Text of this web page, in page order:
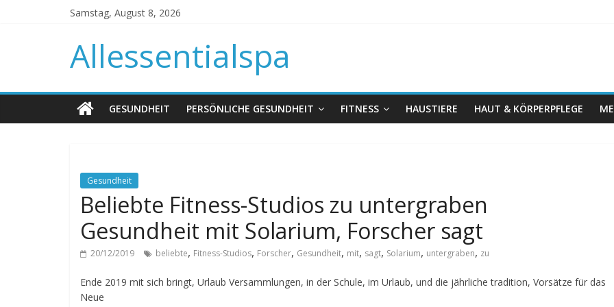
Samstag, August 8, 2026
Allessentialspa
GESUNDHEIT PERSÖNLICHE GESUNDHEIT FITNESS HAUSTIERE HAUT & KÖRPERPFLEGE
Gesundheit
Beliebte Fitness-Studios zu untergraben
Gesundheit mit Solarium, Forscher sagt
20/12/2019 beliebte, Fitness-Studios, Forscher, Gesundheit, mit, sagt, Solarium, untergraben, zu
Ende 2019 mit sich bringt, Urlaub Versammlungen, in der Schule, im Urlaub, und die jährliche tradition, Vorsätze für das
Neue